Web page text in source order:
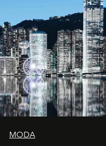
MODA